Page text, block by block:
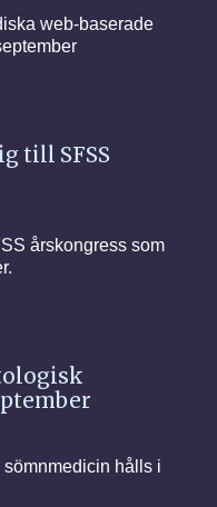
web-baserade
till SFSS
årskongress som
hålls i